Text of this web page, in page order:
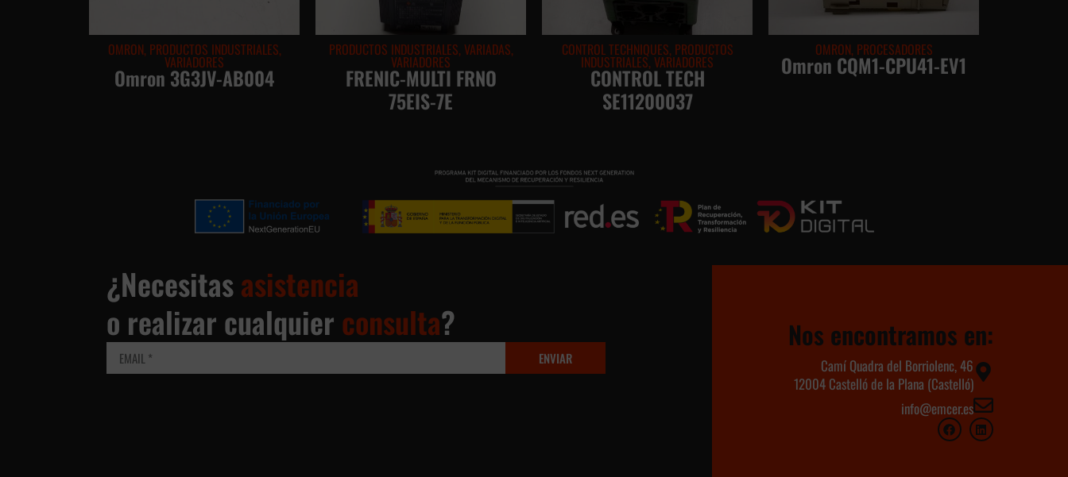
OMRON, PRODUCTOS INDUSTRIALES,
VARIADORES
Omron 3G3JV-AB004
PRODUCTOS INDUSTRIALES, VARIADAS,
VARIADORES
FRENIC-MULTI FRNO
75EIS-7E
CONTROL TECHNIQUES, PRODUCTOS
INDUSTRIALES, VARIADORES
CONTROL TECH
SE11200037
OMRON, PROCESADORES
Omron CQM1-CPU41-EV1
¿Necesitasasistencia
o realizar cualquier consulta?
ENVIAR
Nos encontramos en:
Camí Quadra del Borriolenc, 46
12004 Castelló de la Plana (Castelló)
info@emcer.es